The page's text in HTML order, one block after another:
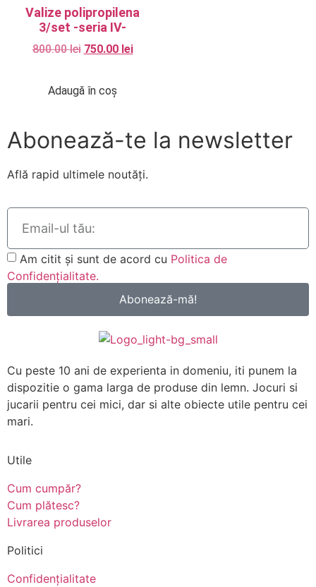
Valize polipropilena
3/set -seria IV-
800.00lei 750.00 lei
Adaugă în coș
Abonează-te la newsletter
Află rapid ultimele noutăți.
Am citit și sunt de acord cu Politica de
Confidențialitate.
Abonează-mă!
Cu peste 10 ani de experienta in domeniu, iti punem la
dispozitie o gama larga de produse din lemn. Jocuri si
jucarii pentru cei mici, dar si alte obiecte utile pentru cei
mari.
Utile
Cum cumpăr?
Cum plătesc?
Livrarea produselor
Politici
Confidențialitate